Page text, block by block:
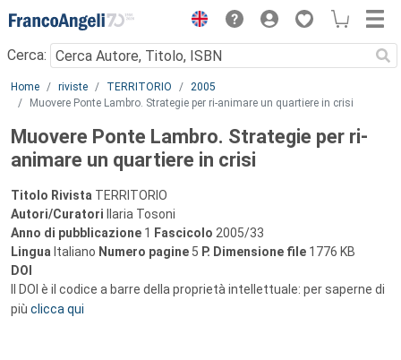
Menu
Cerca:
Main content
Home riviste TERRITORIO
2005
Muovere Ponte Lambro. Strategie per ri-animare un quartiere in crisi
Muovere Ponte Lambro. Strategie per ri-
animare un quartiere in crisi
Titolo Rivista TERRITORIO
Autori/Curatori Ilaria Tosoni
Anno di pubblicazione 1 Fascicolo 2005/33
Lingua Italiano Numero pagine 5 P. Dimensione file 1776 KB
DOI
Il DOI è il codice a barre della proprietà intellettuale: per saperne di
più clicca qui